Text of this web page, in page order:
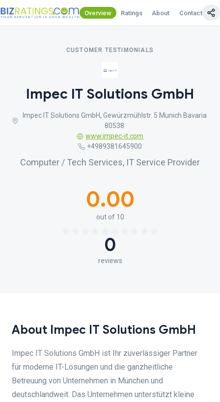
Overview Ratings About Contact Us
CUSTOMER TESTIMONIALS
Impec IT Solutions GmbH
Impec IT Solutions GmbH, Gewürzmühlstr. 5 Munich Bavaria
80538
www.impec-it.com
+4989381645900
Computer / Tech Services, IT Service Provider
0.00
out of 10
0
reviews
About Impec IT Solutions GmbH
Impec IT Solutions GmbH ist Ihr zuverlässiger Partner
für moderne IT-Lösungen und die ganzheitliche
Betreuung von Unternehmen in München und
deutschlandweit. Das Unternehmen unterstützt kleine